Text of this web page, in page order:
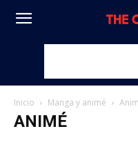
Inicio Manga y animé
ANIMÉ